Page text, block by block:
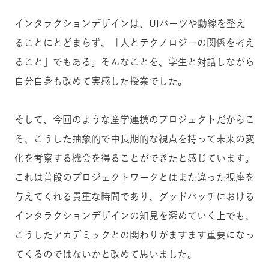
インタラクションデザインは、UIパーツや動線を整え
ることにとどまらず、「人とテクノロジーの関係を考え
ること」でもある。そんなことを、学生と対話しながら
自分自身も改めて実感した授業でした。
そして、今回のような産学連携のプロジェクトだからこ
そ、こうした抽象的で中長期的な視点を持って未来の変
化を考察する機会を得ることができたと感じています。
これは普段のプロジェクトワークとはまた違った視座を
与えてくれる貴重な時間であり、グッドパッチにおける
インタラクションデザインの知見を深めていく上でも、
こうしたアカデミックとの関わりがますます重要になっ
てくるのではないかと改めて思いました。